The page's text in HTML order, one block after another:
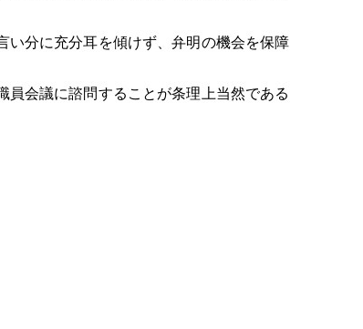
分に充分耳を傾けず、弁明の機会を保障
会議に諮問することが条理上当然である